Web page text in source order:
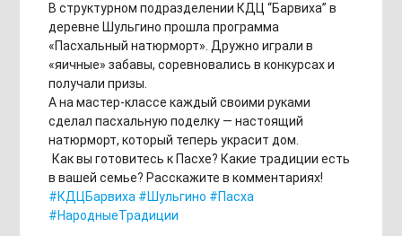
В структурном подразделении КДЦ “Барвиха” в
деревне Шульгино прошла программа
«Пасхальный натюрморт». Дружно играли в
«яичные» забавы, соревновались в конкурсах и
получали призы.
А на мастер-классе каждый своими руками
сделал пасхальную поделку — настоящий
натюрморт, который теперь украсит дом.
Как вы готовитесь к Пасхе? Какие традиции есть
в вашей семье? Расскажите в комментариях!
#КДЦБарвиха #Шульгино #Пасха
#НародныеТрадиции